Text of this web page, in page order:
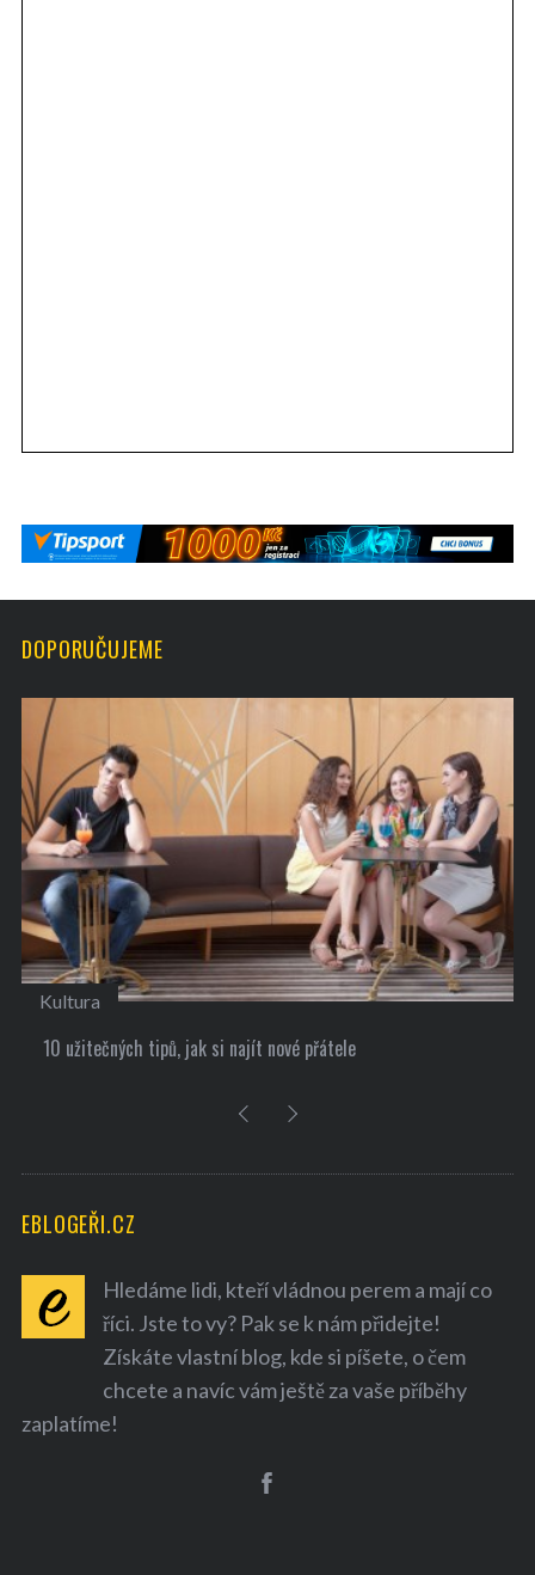
DOPORUČUJEME
Kultura
10 užitečných tipů, jak si najít nové přátele
EBLOGEŘI.CZ
Hledáme lidi, kteří vládnou perem a mají co
říci. Jste to vy? Pak se k nám přidejte!
Získáte vlastní blog, kde si píšete, o čem
chcete a navíc vám ještě za vaše příběhy
zaplatíme!